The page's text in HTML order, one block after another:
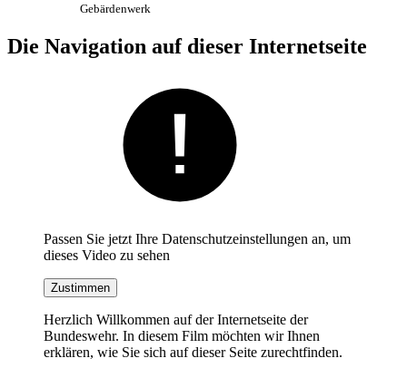
Gebärdenwerk
Die Navigation auf dieser Internetseite
Passen Sie jetzt Ihre Datenschutzeinstellungen an, um
dieses Video zu sehen
Zustimmen
Herzlich Willkommen auf der Internetseite der
Bundeswehr. In diesem Film möchten wir Ihnen
erklären, wie Sie sich auf dieser Seite zurechtfinden.